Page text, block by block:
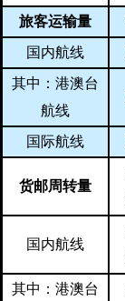
旅客运输量
国内航线
其中：港澳台
航线
国际航线
货邮周转量
国内航线
其中：港澳台